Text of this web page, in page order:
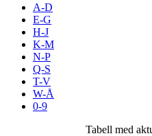
Søk
Åpningstider
A-D
E-G
H-J
K-M
N-P
Q-S
T-V
W-Å
0-9
Tabell med